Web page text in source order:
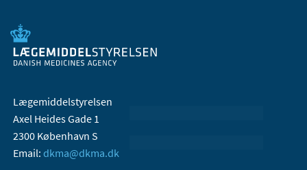
Lægemiddelstyrelsen
Axel Heides Gade 1
2300 København S
Email: dkma@dkma.dk